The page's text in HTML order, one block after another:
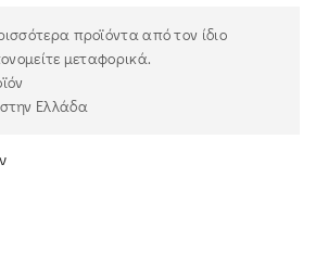
προϊόντα από τον ίδιο
μεταφορικά.
Ελλάδα